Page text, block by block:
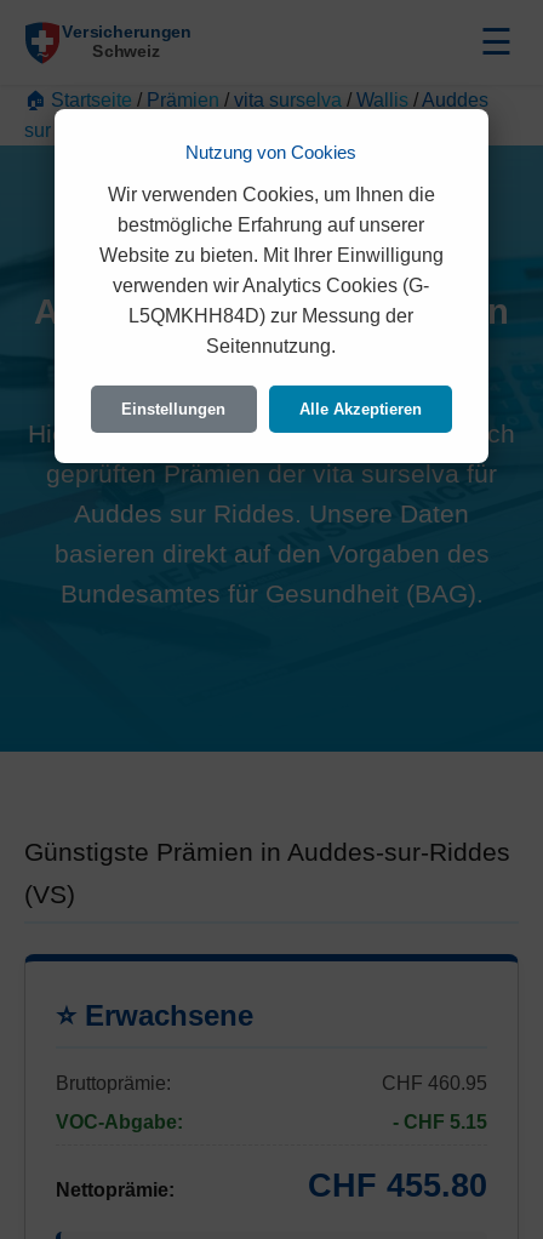
☰
🏠 Startseite / Prämien / vita surselva / Wallis /Auddes
sur Riddes
Alle vita surselva Prämien in
Auddes sur Riddes (1914)
Hier finden Sie die offiziellen und rechtlich
geprüften Prämien der vita surselva für
Auddes sur Riddes. Unsere Daten
basieren direkt auf den Vorgaben des
Bundesamtes für Gesundheit (BAG).
Günstigste Prämien in Auddes-sur-Riddes
(VS)
⭐ Erwachsene
Bruttoprämie:
CHF 460.95
VOC-Abgabe:
- CHF 5.15
Nettoprämie: CHF 455.80
Nutzung von Cookies
Wir verwenden Cookies, um Ihnen die
bestmögliche Erfahrung auf unserer
Website zu bieten. Mit Ihrer Einwilligung
verwenden wir Analytics Cookies (G-
L5QMKHH84D) zur Messung der
Seitennutzung.
Einstellungen Alle Akzeptieren